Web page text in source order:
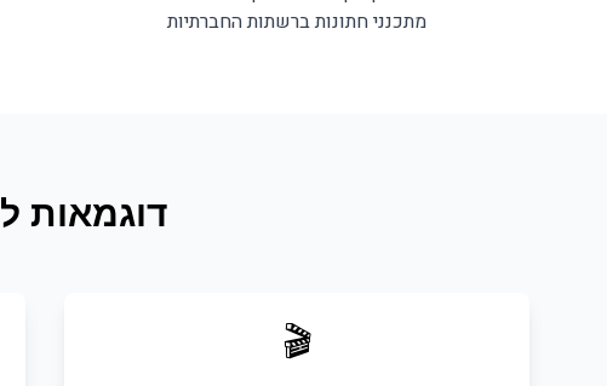
מתכנני חתונותברשתות החברתיות
דוגמאות
🎬